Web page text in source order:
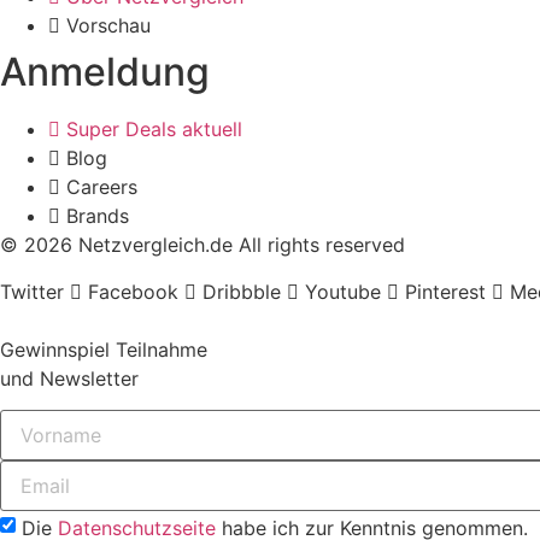
Vorschau
Anmeldung
Super Deals aktuell
Blog
Careers
Brands
© 2026 Netzvergleich.de All rights reserved
Twitter
Facebook Dribbble Youtube Pinterest
Gewinnspiel Teilnahme
und Newsletter
Die Datenschutzseite habe ich zur Kenntnis genommen.